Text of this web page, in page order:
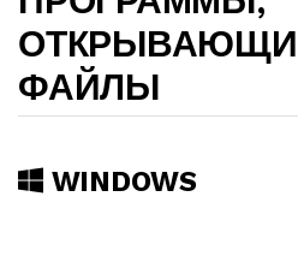
ФАЙЛЫ
WINDOWS